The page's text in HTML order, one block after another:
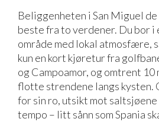
Beliggenheten i San Miguel
beste fra to verdener. Du bor i
område med lokal atmosfære,
kun en kort kjøretur fra
og Campoamor, og omtrent
flotte strendene langs kysten.
for sin ro, utsikt mot
tempo – litt sånn som Spania